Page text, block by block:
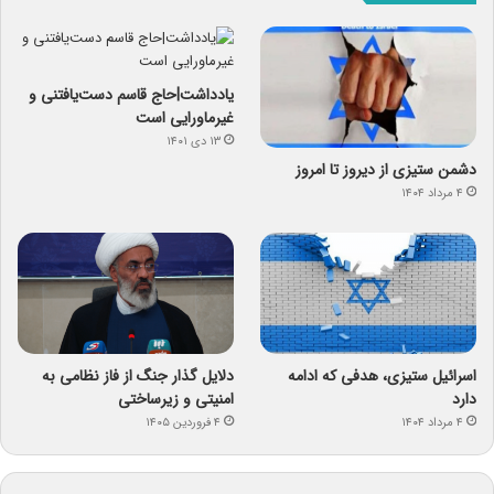
دشمن ستیزی از دیروز تا امروز
۴ مرداد ۱۴۰۴
یادداشت|حاج قاسم دست‌یافتنی و
غیرماورایی است
۱۳ دی ۱۴۰۱
اسرائیل ستیزی، هدفی که ادامه
دارد
۴ مرداد ۱۴۰۴
دلایل گذار جنگ از فاز نظامی به
امنیتی و زیرساختی
۴ فروردین ۱۴۰۵